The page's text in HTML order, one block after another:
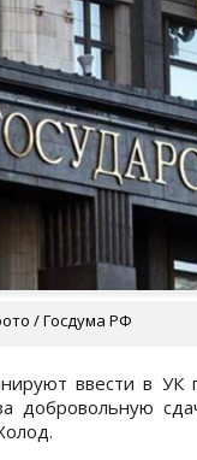
/ Госдума РФ
ввести в УК
добровольную